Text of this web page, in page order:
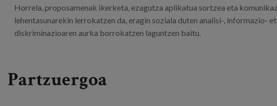
Horrela, proposamenak ikerketa, ezagutza aplikatua sortzea eta
lehentasunarekin lerrokatzen da, eragin soziala duten analisi-, informazio-
diskriminazioaren aurka borrokatzen laguntzen baitu.
Partzuergoa